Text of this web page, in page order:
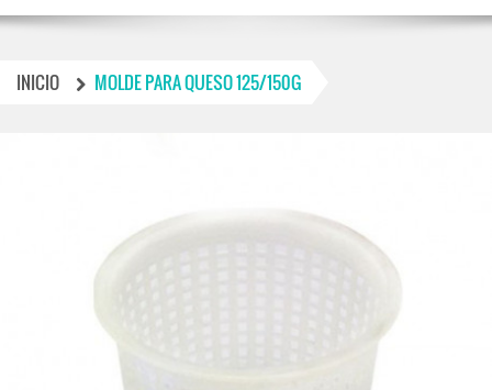
INICIO MOLDE PARA QUESO 125/150G